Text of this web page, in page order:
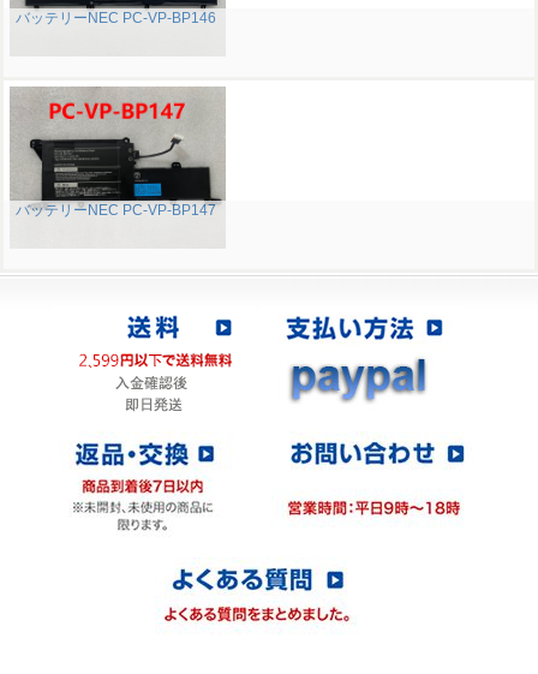
バッテリーNEC PC-VP-BP146
バッテリーNEC PC-VP-BP147